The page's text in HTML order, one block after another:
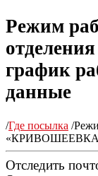
Режим
график
данные
/Где посылка /
«КРИВОШЕЕВКА»:
Отследить